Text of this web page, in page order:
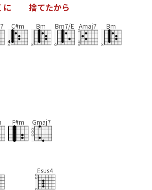
に 捨てたから
C#m Bm Bm7/E Amaj7 Bm
F#m Gmaj7
Esus4